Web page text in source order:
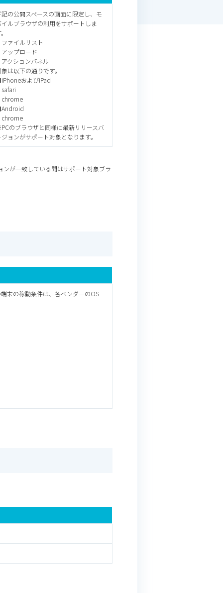
の公開スペースの画面に限定し、 モ
イルブラウザの利用をサポートしま
ファイルリスト
アップロード
アクションパネル
は以下の通りです。
およびiPad
safari
chrome
chrome
のブラウザと同様に最新リリースバ
ジョンがサポート対象となります。
が一致している間はサポート対象ブラ
末の稼動条件は、 各ベンダーのOS